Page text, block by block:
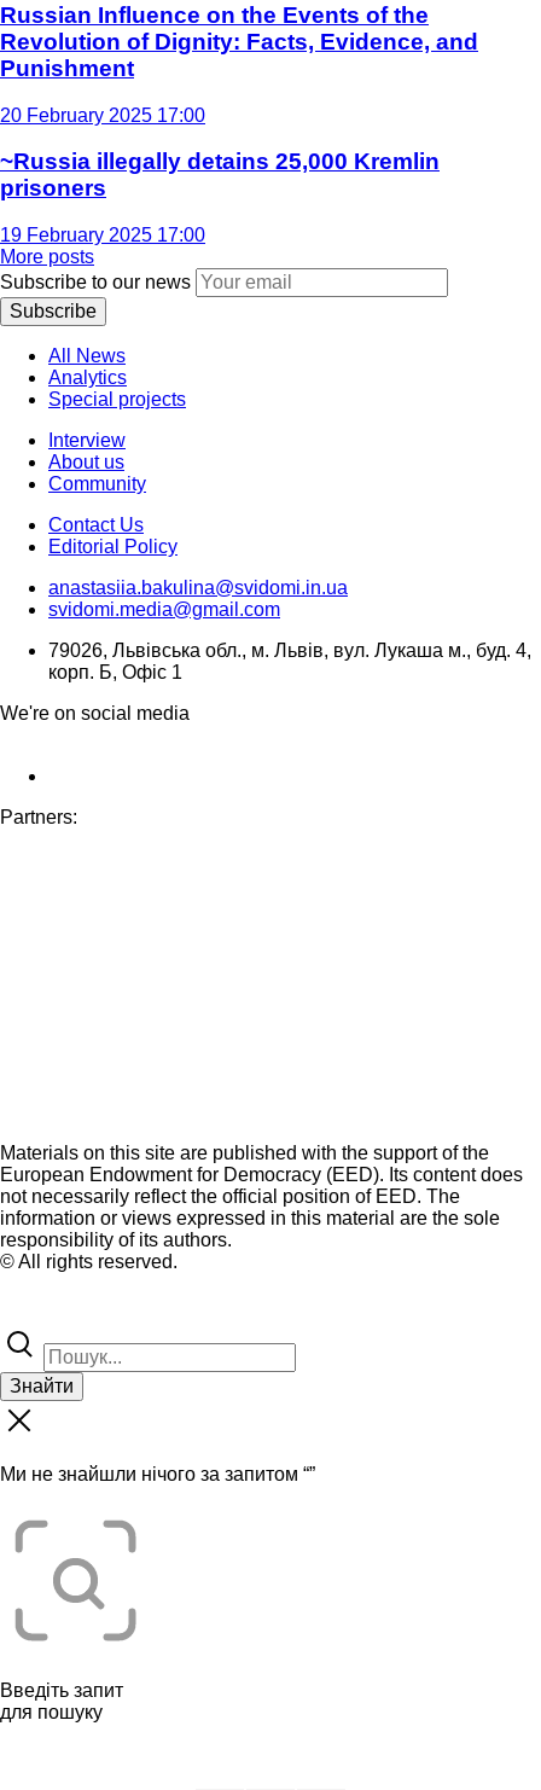
Russian Influence on the Events of the
Revolution of Dignity: Facts, Evidence, and
Punishment
20 February 2025 17:00
~Russia illegally detains 25,000 Kremlin
prisoners
19 February 2025 17:00
More posts
Subscribe to our news
Subscribe
All News
Analytics
Special projects
Interview
About us
Community
Contact Us
Editorial Policy
anastasiia.bakulina@svidomi.in.ua
svidomi.media@gmail.com
79026, Львівська обл., м. Львів, вул. Лукаша м., буд. 4,
корп. Б, Офіс 1
We're on social media
Partners:
Materials on this site are published with the support of the
European Endowment for Democracy (EED). Its content does
not necessarily reflect the official position of EED. The
information or views expressed in this material are the sole
responsibility of its authors.
© All rights reserved.
Знайти
Ми не знайшли нічого за запитом “”
Введіть запит
для пошуку